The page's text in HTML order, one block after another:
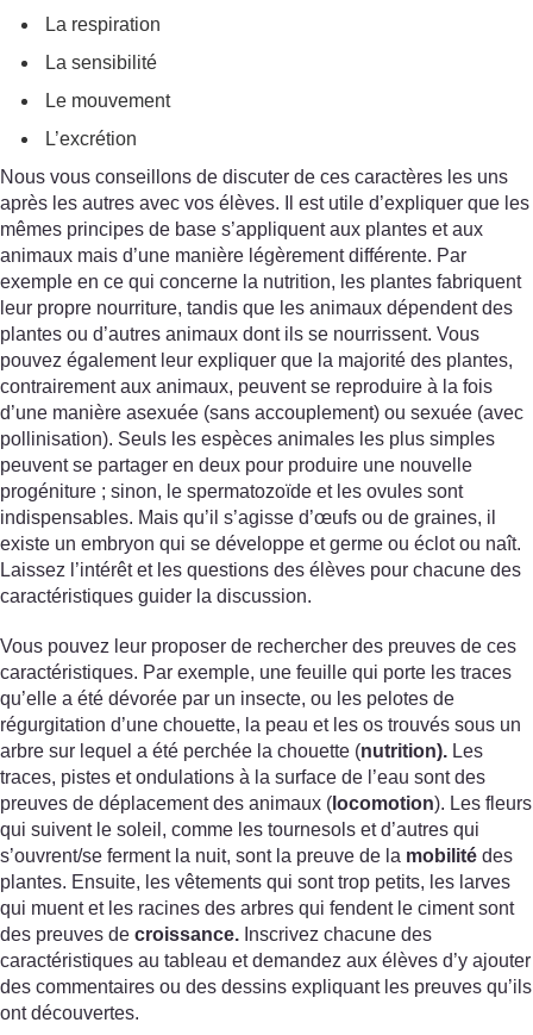
La respiration
La sensibilité
Le mouvement
L’excrétion
Nous vous conseillons de discuter de ces caractères les uns
après les autres avec vos élèves. Il est utile d’expliquer que les
mêmes principes de base s’appliquent aux plantes et aux
animaux mais d’une manière légèrement différente. Par
exemple en ce qui concerne la nutrition, les plantes fabriquent
leur propre nourriture, tandis que les animaux dépendent des
plantes ou d’autres animaux dont ils se nourrissent. Vous
pouvez également leur expliquer que la majorité des plantes,
contrairement aux animaux, peuvent se reproduire à la fois
d’une manière asexuée (sans accouplement) ou sexuée (avec
pollinisation). Seuls les espèces animales les plus simples
peuvent se partager en deux pour produire une nouvelle
progéniture ; sinon, le spermatozoïde et les ovules sont
indispensables. Mais qu’il s’agisse d’œufs ou de graines, il
existe un embryon qui se développe et germe ou éclot ou naît.
Laissez l’intérêt et les questions des élèves pour chacune des
caractéristiques guider la discussion.
Vous pouvez leur proposer de rechercher des preuves de ces
caractéristiques. Par exemple, une feuille qui porte les traces
qu’elle a été dévorée par un insecte, ou les pelotes de
régurgitation d’une chouette, la peau et les os trouvés sous un
arbre sur lequel a été perchée la chouette (nutrition). Les
traces, pistes et ondulations à la surface de l’eau sont des
preuves de déplacement des animaux ( locomotion). Les fleurs
qui suivent le soleil, comme les tournesols et d’autres qui
s’ouvrent/se ferment la nuit, sont la preuve de la mobilité des
plantes. Ensuite, les vêtements qui sont trop petits, les larves
qui muent et les racines des arbres qui fendent le ciment sont
des preuves de croissance. Inscrivez chacune des
caractéristiques au tableau et demandez aux élèves d’y ajouter
des commentaires ou des dessins expliquant les preuves qu’ils
ont découvertes.